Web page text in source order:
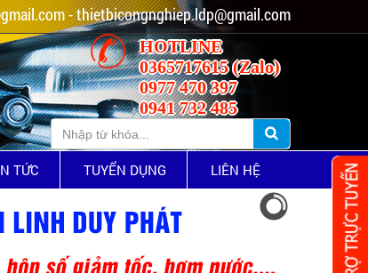
- thietbicongnghiep.ldp@gmail.com
HOTLINE
0365717615 (Zalo)
0977 470 397
0941 732 485
TỨC TUYỂN DỤNG LIÊN HỆ